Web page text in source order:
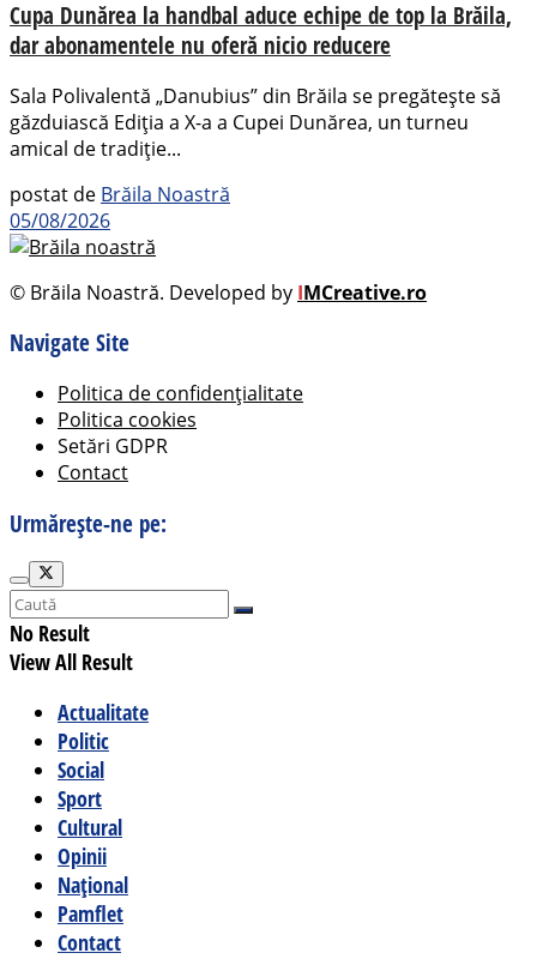
Cupa Dunărea la handbal aduce echipe de top la Brăila,
dar abonamentele nu oferă nicio reducere
Sala Polivalentă „Danubius” din Brăila se pregătește să
găzduiască Ediția a X-a a Cupei Dunărea, un turneu
amical de tradiție...
postat de Brăila Noastră
05/08/2026
© Brăila Noastră. Developed by IMCreative.ro
Navigate Site
Politica de confidențialitate
Politica cookies
Setări GDPR
Contact
Urmărește-ne pe:
No Result
View All Result
Actualitate
Politic
Social
Sport
Cultural
Opinii
Național
Pamflet
Contact